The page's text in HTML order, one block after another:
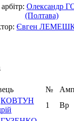
Олександр
(Полтава)
Євген
№ Амп
КОВТУН
1 Вр